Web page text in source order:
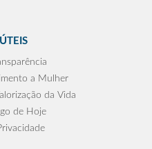
a Mulher
da Vida
de Hoje